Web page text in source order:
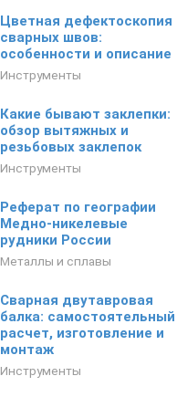
Цветная дефектоскопия
сварных швов:
особенности и описание
Инструменты
Какие бывают заклепки:
обзор вытяжных и
резьбовых заклепок
Инструменты
Реферат по географии
Медно-никелевые
рудники России
Металлы и сплавы
Сварная двутавровая
балка: самостоятельный
расчет, изготовление и
монтаж
Инструменты